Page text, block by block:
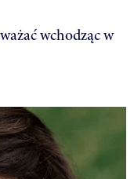
wchodząc w